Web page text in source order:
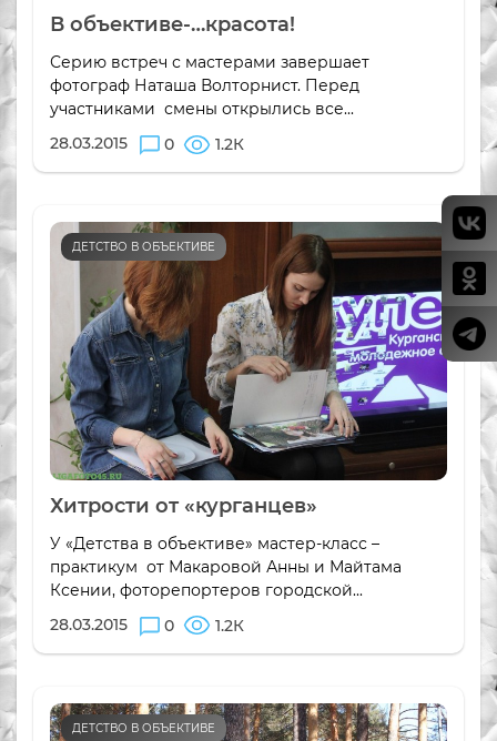
В объективе-…красота!
Серию встреч с мастерами завершает
фотограф Наташа Волторнист. Перед
участниками смены открылись все...
28.03.2015
0 1.2К
ДЕТСТВО В ОБЪЕКТИВЕ
Хитрости от «курганцев»
У «Детства в объективе» мастер-класс –
практикум от Макаровой Анны и Майтама
Ксении, фоторепортеров городской...
28.03.2015
0 1.2К
ДЕТСТВО В ОБЪЕКТИВЕ